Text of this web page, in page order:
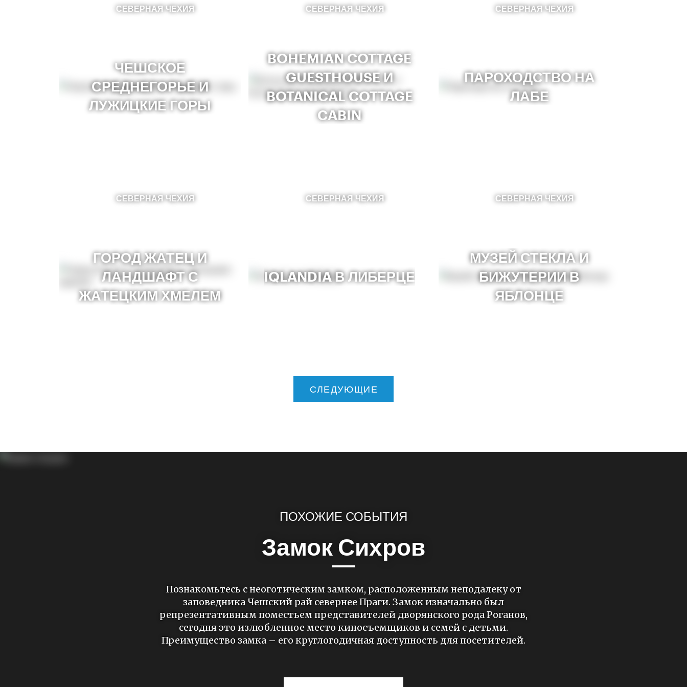
СЕВЕРНАЯ ЧЕХИЯ
ЧЕШСКОЕ
СРЕДНЕГОРЬЕ И
ЛУЖИЦКИЕ ГОРЫ
СЕВЕРНАЯ ЧЕХИЯ
BOHEMIAN COTTAGE
GUESTHOUSE И
BOTANICAL COTTAGE
CABIN
СЕВЕРНАЯ ЧЕХИЯ
ПАРОХОДСТВО НА
ЛАБЕ
СЕВЕРНАЯ ЧЕХИЯ
ГОРОД ЖАТЕЦ И
ЛАНДШАФТ С
ЖАТЕЦКИМ ХМЕЛЕМ
СЕВЕРНАЯ ЧЕХИЯ
IQLANDIA В ЛИБЕРЦЕ
СЕВЕРНАЯ ЧЕХИЯ
МУЗЕЙ СТЕКЛА И
БИЖУТЕРИИ В
ЯБЛОНЦЕ
СЛЕДУЮЩИЕ
ПОХОЖИЕ СОБЫТИЯ
Замок Сихров
Познакомьтесь с неоготическим замком, расположенным неподалеку от
заповедника Чешский рай севернее Праги. Замок изначально был
репрезентативным поместьем представителей дворянского рода Роганов,
сегодня это излюбленное место киносъемщиков и семей с детьми.
Преимущество замка – его круглогодичная доступность для посетителей.